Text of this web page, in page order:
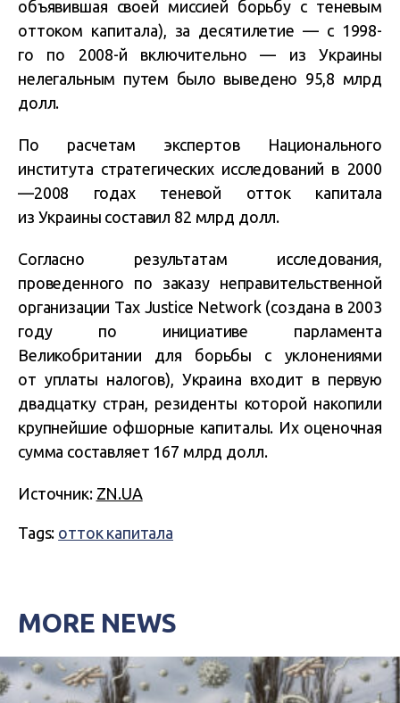
объявившая своей миссией борьбу с теневым
оттоком капитала), за десятилетие — с 1998-
го по 2008-й включительно — из Украины
нелегальным путем было выведено 95,8 млрд
долл.
По расчетам экспертов Национального
института стратегических исследований в 2000
—2008 годах теневой отток капитала
из Украины составил 82 млрд долл.
Согласно результатам исследования,
проведенного по заказу неправительственной
организации Tax Justice Network (создана в 2003
году по инициативе парламента
Великобритании для борьбы с уклонениями
от уплаты налогов), Украина входит в первую
двадцатку стран, резиденты которой накопили
крупнейшие офшорные капиталы. Их оценочная
сумма составляет 167 млрд долл.
Источник: ZN.UA
Tags: отток капитала
MORE NEWS